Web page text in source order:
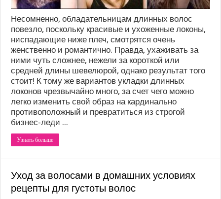
Несомненно, обладательницам длинных волос
повезло, поскольку красивые и ухоженные локоны,
ниспадающие ниже плеч, смотрятся очень
женственно и романтично. Правда, ухаживать за
ними чуть сложнее, нежели за короткой или
средней длины шевелюрой, однако результат того
стоит! К тому же вариантов укладки длинных
локонов чрезвычайно много, за счет чего можно
легко изменить свой образ на кардинально
противоположный и превратиться из строгой
бизнес-леди ...
Узнать больше
Уход за волосами в домашних условиях
рецепты для густоты волос